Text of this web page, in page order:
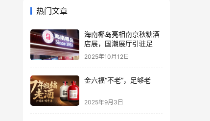
热门文章
海南椰岛亮相南京秋糖酒
店展，国潮展厅引驻足
2025年10月12日
金六福“不老”，足够老
2025年9月3日